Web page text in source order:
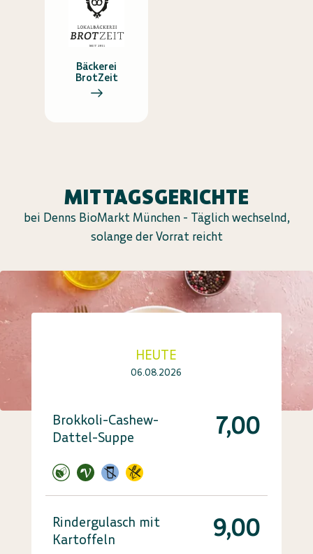
Bäckerei
BrotZeit
MITTAGSGERICHTE
bei Denns BioMarkt München - Täglich wechselnd,
solange der Vorrat reicht
HEUTE
06.08.2026
Brokkoli-Cashew-
Dattel-Suppe
7,00
Rindergulasch mit
Kartoffeln
9,00